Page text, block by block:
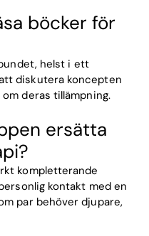
böcker för
helst i ett
diskutera koncepten
deras tillämpning.
ersätta
kompletterande
kontakt med en
par behöver djupare,